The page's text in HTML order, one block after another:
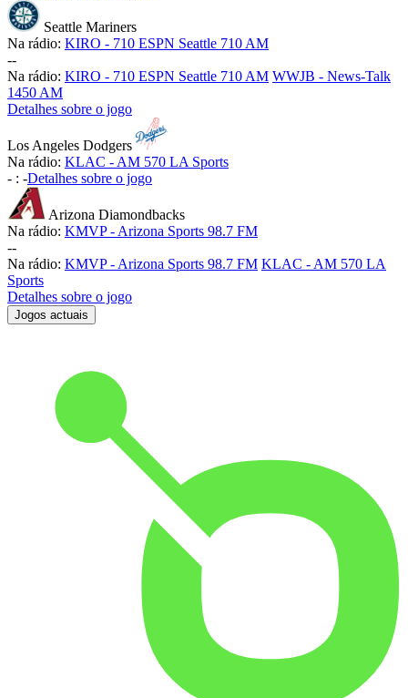
Seattle Mariners
Na rádio: KIRO - 710 ESPN Seattle 710 AM
--
Na rádio: KIRO - 710 ESPN Seattle 710 AM WWJB - News-Talk
1450 AM
Detalhes sobre o jogo
Los Angeles Dodgers
Na rádio: KLAC - AM 570 LA Sports
- : -Detalhes sobre o jogo
Arizona Diamondbacks
Na rádio: KMVP - Arizona Sports 98.7 FM
--
Na rádio: KMVP - Arizona Sports 98.7 FM KLAC - AM 570 LA
Sports
Detalhes sobre o jogo
Jogos actuais